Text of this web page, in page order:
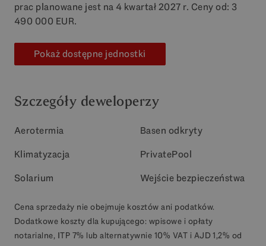
prac planowane jest na 4 kwartał 2027 r. Ceny od: 3
490 000 EUR.
Pokaż dostępne jednostki
Szczegóły deweloperzy
Aerotermia
Basen odkryty
Klimatyzacja
PrivatePool
Solarium
Wejście bezpieczeństwa
Cena sprzedaży nie obejmuje kosztów ani podatków.
Dodatkowe koszty dla kupującego: wpisowe i opłaty
notarialne, ITP 7% lub alternatywnie 10% VAT i AJD 1,2% od